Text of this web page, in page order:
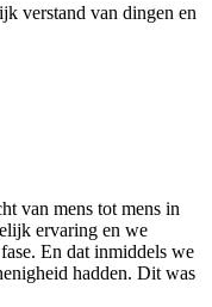
verstand van dingen en
van mens tot mens in
ervaring en we
En dat inmiddels we
hadden. Dit was